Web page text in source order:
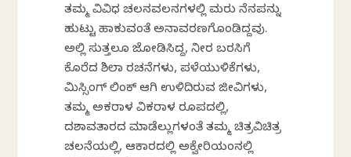
ತಮ್ಮ ವಿವಿಧ ಚಲನವಲನಗಳಲ್ಲಿ ಮರು ನೆನಪನ್ನು
ಹುಟ್ಟು ಹಾಕುವಂತೆ ಅನಾವರಣಗೊಂಡಿದ್ದವು.
ಅಲ್ಲಿ ಸುತ್ತಲೂ ಜೋಡಿಸಿದ್ದ, ನೀರ ಬರಸಿಗೆ
ಕೊರೆದ ಶಿಲಾ ರಚನೆಗಳು, ಪಳೆಯುಳಿಕೆಗಳು,
ಮಿಸ್ಸಿಂಗ್ ಲಿಂಕ್ ಆಗಿ ಉಳಿದಿರುವ ಜೀವಿಗಳು,
ತಮ್ಮ ಅಕರಾಳ ವಿಕರಾಳ ರೂಪದಲ್ಲಿ,
ದಶಾವತಾರದ ಮಾಡೆಲ್ಲುಗಳಂತೆ ತಮ್ಮ ಚಿತ್ರವಿಚಿತ್ರ
ಚಲನೆಯಲ್ಲಿ, ಆಕಾರದಲ್ಲಿ ಅಕ್ವೇರಿಯಂನಲ್ಲಿ